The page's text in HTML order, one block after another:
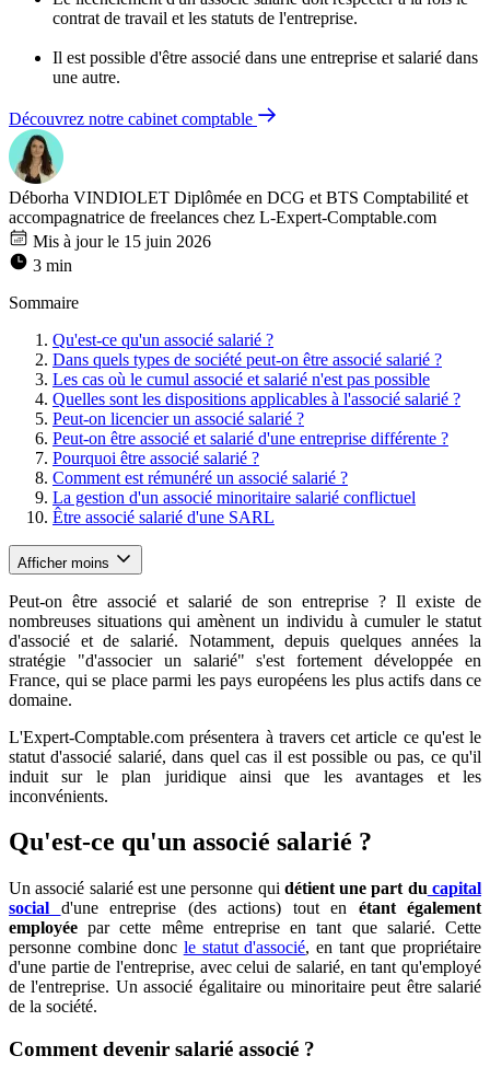
contrat de travail et les statuts de l'entreprise.
Il est possible d'être associé dans une entreprise et salarié dans
une autre.
Découvrez notre cabinet comptable
Déborha VINDIOLET Diplômée en DCG et BTS Comptabilité et
accompagnatrice de freelances chez L-Expert-Comptable.com
Mis à jour le 15 juin 2026
3 min
Sommaire
Qu'est-ce qu'un associé salarié ?
Dans quels types de société peut-on être associé salarié ?
Les cas où le cumul associé et salarié n'est pas possible
Quelles sont les dispositions applicables à l'associé salarié ?
Peut-on licencier un associé salarié ?
Peut-on être associé et salarié d'une entreprise différente ?
Pourquoi être associé salarié ?
Comment est rémunéré un associé salarié ?
La gestion d'un associé minoritaire salarié conflictuel
Être associé salarié d'une SARL
Afficher moins
Peut-on être associé et salarié de son entreprise ? Il existe de
nombreuses situations qui amènent un individu à cumuler le statut
d'associé et de salarié. Notamment, depuis quelques années la
stratégie "d'associer un salarié" s'est fortement développée en
France, qui se place parmi les pays européens les plus actifs dans ce
domaine.
L'Expert-Comptable.com présentera à travers cet article ce qu'est le
statut d'associé salarié, dans quel cas il est possible ou pas, ce qu'il
induit sur le plan juridique ainsi que les avantages et les
inconvénients.
Qu'est-ce qu'un associé salarié ?
Un associé salarié est une personne qui détient une part du capital
social d'une entreprise (des actions) tout en étant également
employée par cette même entreprise en tant que salarié. Cette
personne combine donc le statut d'associé, en tant que propriétaire
d'une partie de l'entreprise, avec celui de salarié, en tant qu'employé
de l'entreprise. Un associé égalitaire ou minoritaire peut être salarié
de la société.
Comment devenir salarié associé ?